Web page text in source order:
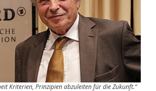
Kriterien, Prinzipien abzuleiten für die Zukunft.“